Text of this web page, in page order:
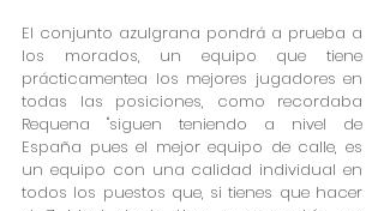
El conjunto azulgrana pondrá a prueba a
los morados, un equipo que tiene
prácticamentea los mejores jugadores en
todas las posiciones, como recordaba
Requena "siguen teniendo a nivel de
España pues el mejor equipo de calle, es
un equipo con una calidad individual en
todos los puestos que, si tienes que hacer